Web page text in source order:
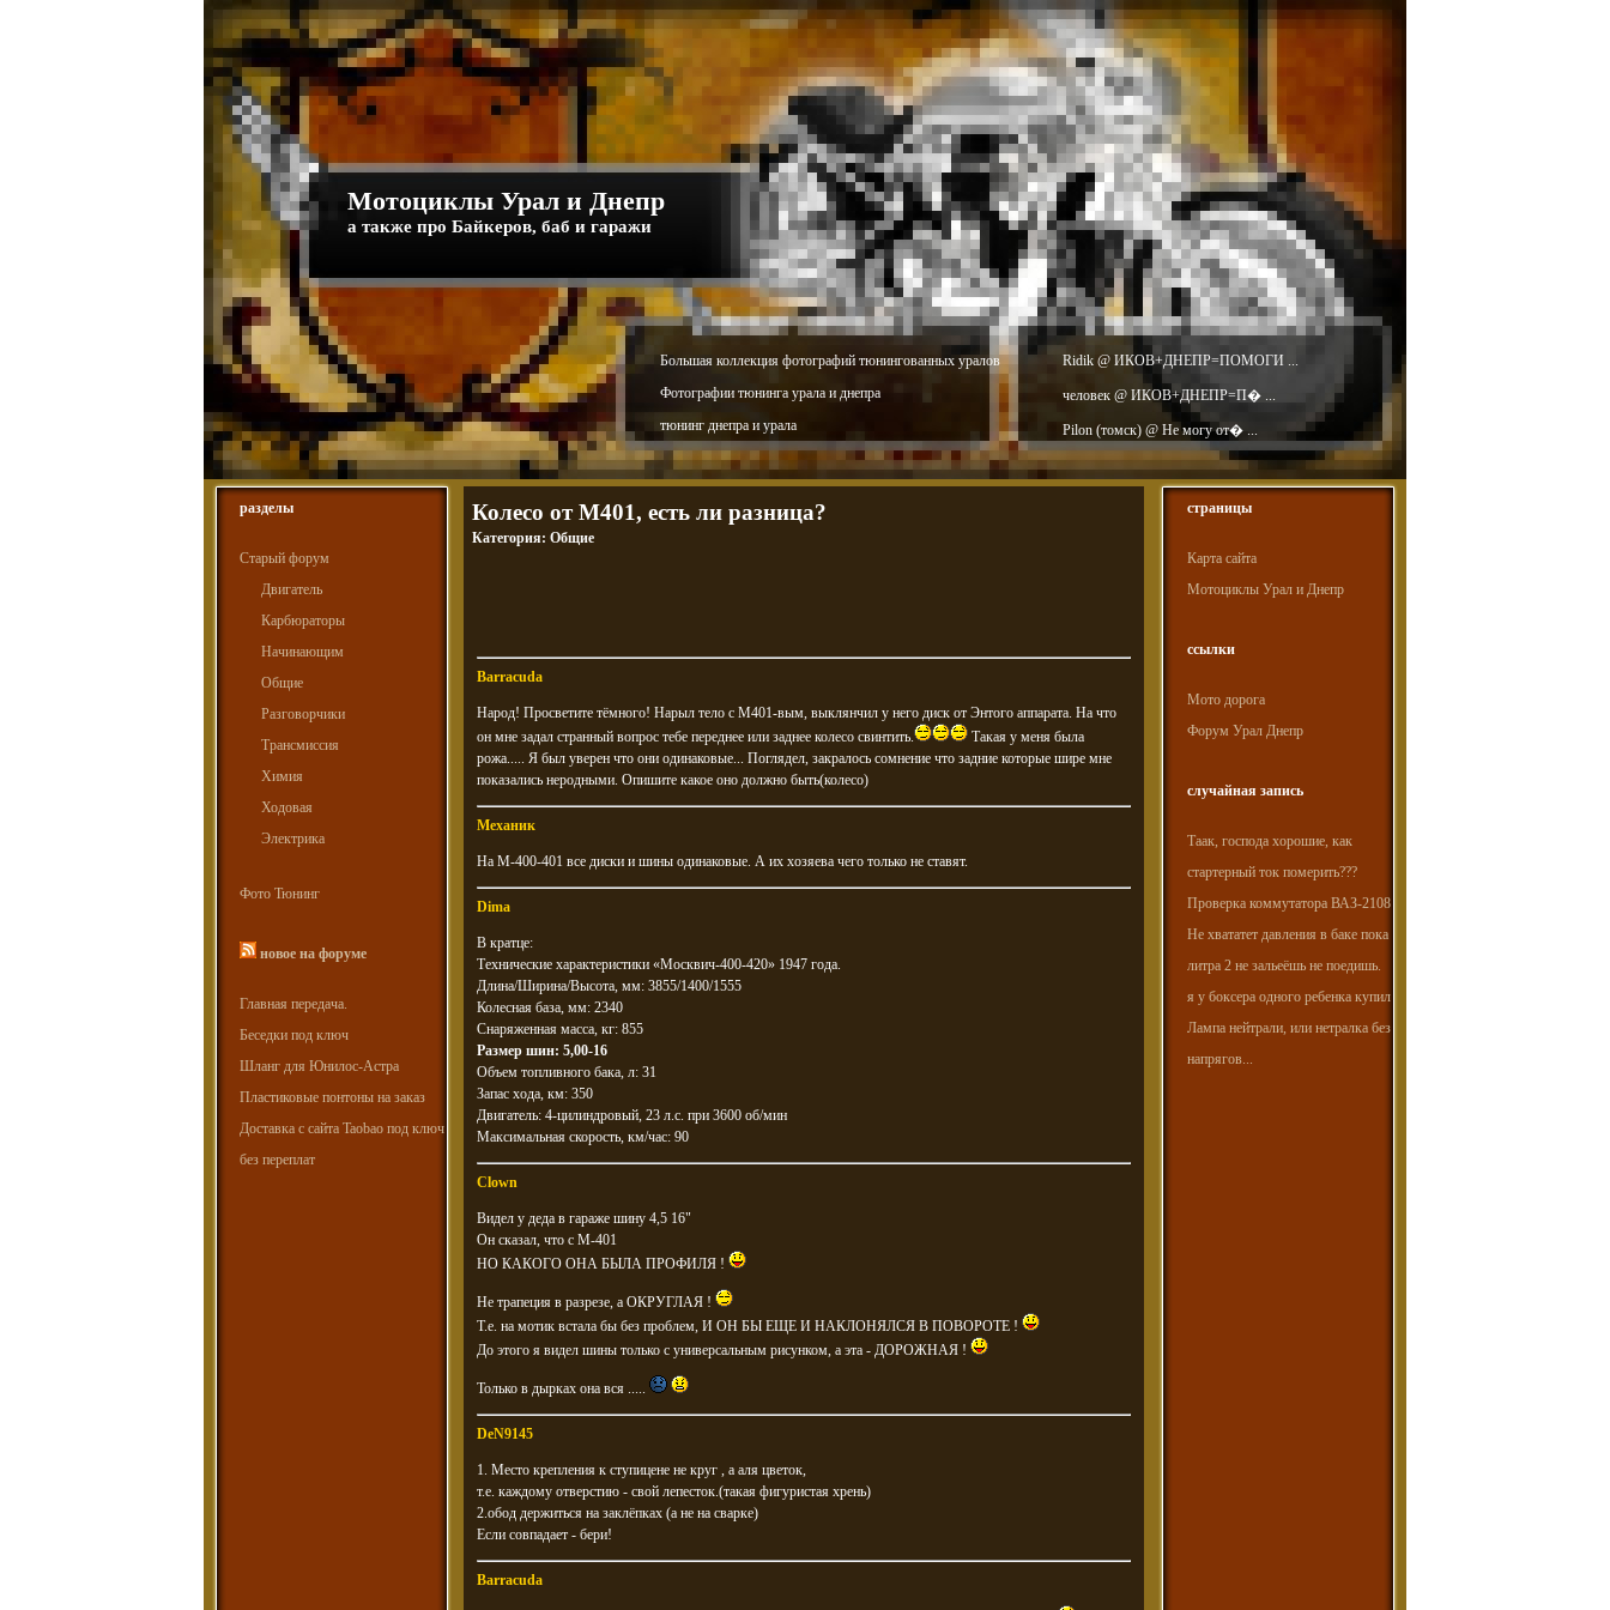
Мотоциклы Урал и Днепр
а также про Байкеров, баб и гаражи
Большая коллекция фотографий тюнингованных уралов
Фотографии тюнинга урала и днепра
тюнинг днепра и урала
Ridik @ ИКОВ+ДНЕПР=ПОМОГИ ...
человек @ ИКОВ+ДНЕПР=П� ...
Pilon (томск) @ Не могу от� ...
разделы
Старый форум
Двигатель
Карбюраторы
Начинающим
Общие
Разговорчики
Трансмиссия
Химия
Ходовая
Электрика
Фото Тюнинг
новое на форуме
Главная передача.
Беседки под ключ
Шланг для Юнилос-Астра
Пластиковые понтоны на заказ
Доставка с сайта Taobao под ключ
без переплат
Колесо от М401, есть ли разница?
Категория: Общие
Barracuda
Народ! Просветите тёмного! Нарыл тело с М401-вым, выклянчил у него диск от Энтого аппарата. На что
он мне задал странный вопрос тебе переднее или заднее колесо свинтить.
Такая у меня была
рожа..... Я был уверен что они одинаковые... Поглядел, закралось сомнение что задние которые шире мне
показались неродными. Опишите какое оно должно быть(колесо)
Механик
На М-400-401 все диски и шины одинаковые. А их хозяева чего только не ставят.
Dima
В кратце:
Технические характеристики «Москвич-400-420» 1947 года.
Длина/Ширина/Высота, мм: 3855/1400/1555
Колесная база, мм: 2340
Снаряженная масса, кг: 855
Размер шин: 5,00-16
Объем топливного бака, л: 31
Запас хода, км: 350
Двигатель: 4-цилиндровый, 23 л.с. при 3600 об/мин
Максимальная скорость, км/час: 90
Clown
Видел у деда в гараже шину 4,5 16"
Он сказал, что с М-401
НО КАКОГО ОНА БЫЛА ПРОФИЛЯ !
Не трапеция в разрезе, а ОКРУГЛАЯ !
Т.е. на мотик встала бы без проблем, И ОН БЫ ЕЩЕ И НАКЛОНЯЛСЯ В ПОВОРОТЕ !
До этого я видел шины только с универсальным рисунком, а эта - ДОРОЖНАЯ !
Только в дырках она вся .....
DeN9145
1. Место крепления к ступицене не круг , а аля цветок,
т.е. каждому отверстию - свой лепесток.(такая фигуристая хрень)
2.обод держиться на заклёпках (а не на сварке)
Если совпадает - бери!
Barracuda
страницы
Карта сайта
Мотоциклы Урал и Днепр
ссылки
Мото дорога
Форум Урал Днепр
случайная запись
Таак, господа хорошие, как
стартерный ток померить???
Проверка коммутатора ВАЗ-2108
Не хвататет давления в баке пока
литра 2 не зальеёшь не поедишь.
я у боксера одного ребенка купил
Лампа нейтрали, или нетралка без
напрягов...